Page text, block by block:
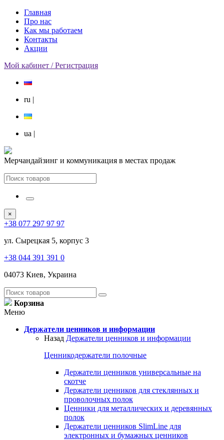
Главная
Про нас
Как мы работаем
Контакты
Акции
Мой кабинет / Регистрация
ru |
ua |
Мерчандайзинг и коммуникация в местах продаж
×
+38 077 297 97 97
ул. Сырецкая 5, корпус 3
+38 044 391 391 0
04073 Киев, Украина
Корзина
Меню
Держатели ценников и информации
Назад Держатели ценников и информации
Ценникодержатели полочные
Держатели ценников универсальные на
скотче
Держатели ценников для стеклянных и
проволочных полок
Ценники для металлических и деревянных
полок
Держатели ценников SlimLine для
электронных и бумажных ценников